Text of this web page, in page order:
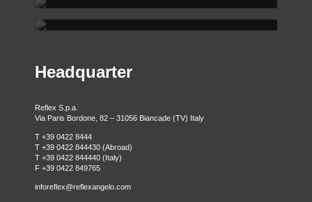
T +39 0422 849201
T +39 02 80582955
REFLEX SHOWROOM BERLINO
Headquarter
Reflex S.p.a.
Via Paris Bordone, 82 – 31056 Biancade (TV) Italy
T +39 0422 8444
T +39 0422 844430 (Abroad)
T +39 0422 844440 (Italy)
F +39 0422 849765
inforeflex@reflexangelo.com